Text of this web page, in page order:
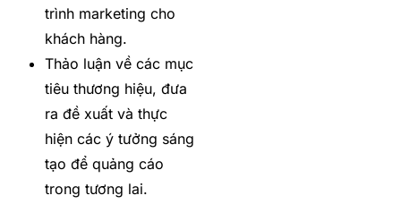
trình marketing cho
khách hàng.
Thảo luận về các mục
tiêu thương hiệu, đưa
ra đề xuất và thực
hiện các ý tưởng sáng
tạo để quảng cáo
trong tương lai.